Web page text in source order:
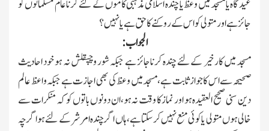
عید گاہ یا مسجد میں وعظ یا چندہ اسلامی مذہبی کاموں کے لئے کرنا عام مسلمانوں کو
جائز ہے اور متولی کو اس کے روکنے کا حق ہے یانہیں؟
الجواب:
مسجد میں کارخیر کےلئے چندہ کرناجائز ہے جبکہ شور وچپقلش نہ ہو خود احادیث
صحیحہ سے اس کا جواز ثابت ہے،مسجد میں وعظ کی بھی اجازت ہے جبکہ واعظ عالم
دین سنی صحیح العقیدہ ہو اور نماز کا وقت نہ ہو،ان دونوں باتوں کو کہ منکرات سے
خالی ہوں متولی یاکوئی منع نہیں کرسکتا ہے،ہاں اگر چندہ امر شر کے لئے ہو اگرچہ